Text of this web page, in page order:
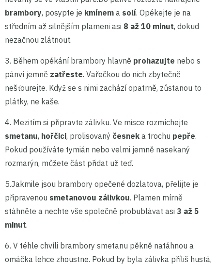
brambory, posypte je kmínem a solí. Opékejte je na
středním až silnějším plameni asi 8 až 10 minut, dokud
nezačnou zlátnout.
3. Během opékání brambory hlavně prohazujte nebo s
pánví jemně zatřeste. Vařečkou do nich zbytečně
nešťourejte. Když se s nimi zachází opatrně, zůstanou to
plátky, ne kaše.
4. Mezitím si připravte zálivku. Ve misce rozmíchejte
smetanu, hořčici, prolisovaný česnek a trochu pepře.
Pokud používáte tymián nebo velmi jemně nasekaný
rozmarýn, můžete část přidat už teď.
5.Jakmile jsou brambory opečené dozlatova, přelijte je
připravenou smetanovou zálivkou. Plamen mírně
stáhněte a nechte vše společně probublávat asi 3 až 5
minut.
6. V téhle chvíli brambory smetanu pěkně natáhnou a
omáčka lehce zhoustne. Pokud by byla zálivka příliš hustá,